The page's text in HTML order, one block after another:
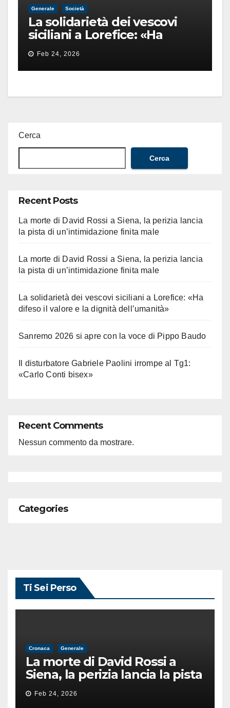
Generale Società
La solidarietà dei vescovi
siciliani a Lorefice: «Ha
difeso il valore e la dignità
dell’umanità»
Feb 24, 2026
Cerca
Cerca
Recent Posts
La morte di David Rossi a Siena, la perizia lancia
la pista di un’intimidazione finita male
La morte di David Rossi a Siena, la perizia lancia
la pista di un’intimidazione finita male
La solidarietà dei vescovi siciliani a Lorefice: «Ha
difeso il valore e la dignità dell’umanità»
Sanremo 2026 si apre con la voce di Pippo Baudo
Il disturbatore Gabriele Paolini irrompe al Tg1:
«Carlo Conti bisex»
Recent Comments
Nessun commento da mostrare.
Categories
Ti Sei Perso
Cronaca Generale
La morte di David Rossi a
Siena, la perizia lancia la pista
di un’intimidazione finita
male
Feb 24, 2026